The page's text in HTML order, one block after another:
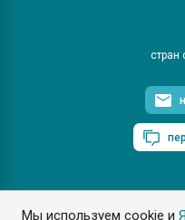
Мы используем cookie и
стран
ПластЭксперт ©